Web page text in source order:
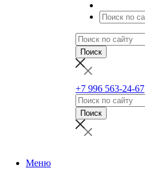
+7 996 563-24-67
Меню